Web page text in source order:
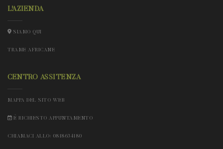
L'AZIENDA
SIAMO QUI
TRAME AFRICANE
CENTRO ASSITENZA
MAPPA DEL SITO WEB
È RICHIESTO APPUNTAMENTO
CHIAMACI ALLO: 0818634180